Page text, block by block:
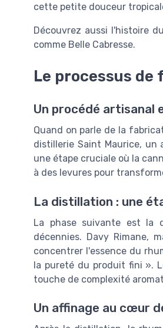
cette petite douceur
Découvrez aussi l'histoire du
comme Belle Cabresse.
Le processus
Un procédé artisanal
Quand on parle de la
distillerie Saint Maurice, un
une étape cruciale où la
à des levures pour
La distillation : une
La phase suivante est la
décennies. Davy Rimane,
concentrer l'essence du
la pureté du produit fini ».
touche de complexité
Un affinage au cœur